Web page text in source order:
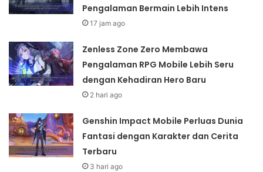
Pengalaman Bermain Lebih Intens
17 jam ago
Zenless Zone Zero Membawa
Pengalaman RPG Mobile Lebih Seru
dengan Kehadiran Hero Baru
2 hari ago
Genshin Impact Mobile Perluas Dunia
Fantasi dengan Karakter dan Cerita
Terbaru
3 hari ago